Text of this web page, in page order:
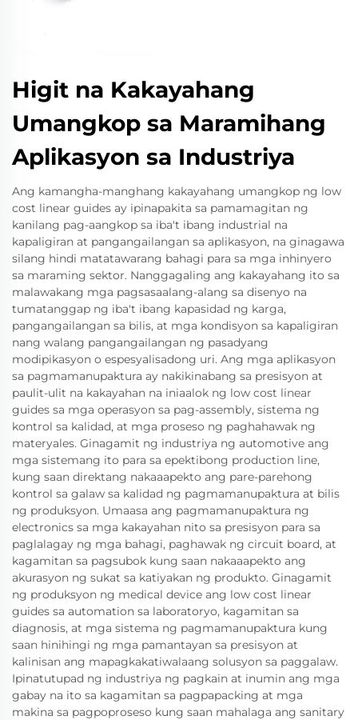
Higit na Kakayahang
Umangkop sa Maramihang
Aplikasyon sa Industriya
Ang kamangha-manghang kakayahang umangkop ng low
cost linear guides ay ipinapakita sa pamamagitan ng
kanilang pag-aangkop sa iba't ibang industrial na
kapaligiran at pangangailangan sa aplikasyon, na ginagawa
silang hindi matatawarang bahagi para sa mga inhinyero
sa maraming sektor. Nanggagaling ang kakayahang ito sa
malawakang mga pagsasaalang-alang sa disenyo na
tumatanggap ng iba't ibang kapasidad ng karga,
pangangailangan sa bilis, at mga kondisyon sa kapaligiran
nang walang pangangailangan ng pasadyang
modipikasyon o espesyalisadong uri. Ang mga aplikasyon
sa pagmamanupaktura ay nakikinabang sa presisyon at
paulit-ulit na kakayahan na iniaalok ng low cost linear
guides sa mga operasyon sa pag-assembly, sistema ng
kontrol sa kalidad, at mga proseso ng paghahawak ng
materyales. Ginagamit ng industriya ng automotive ang
mga sistemang ito para sa epektibong production line,
kung saan direktang nakaaapekto ang pare-parehong
kontrol sa galaw sa kalidad ng pagmamanupaktura at bilis
ng produksyon. Umaasa ang pagmamanupaktura ng
electronics sa mga kakayahan nito sa presisyon para sa
paglalagay ng mga bahagi, paghawak ng circuit board, at
kagamitan sa pagsubok kung saan nakaaapekto ang
akurasyon ng sukat sa katiyakan ng produkto. Ginagamit
ng produksyon ng medical device ang low cost linear
guides sa automation sa laboratoryo, kagamitan sa
diagnosis, at mga sistema ng pagmamanupaktura kung
saan hinihingi ng mga pamantayan sa presisyon at
kalinisan ang mapagkakatiwalaang solusyon sa paggalaw.
Ipinatutupad ng industriya ng pagkain at inumin ang mga
gabay na ito sa kagamitan sa pagpapacking at mga
makina sa pagpoproseso kung saan mahalaga ang sanitary